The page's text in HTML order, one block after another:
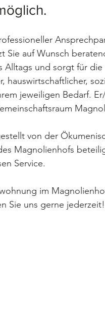
auf Wunsch
Alltags und sorgt für
hauswirtschaftlicher,
jeweiligen Bedarf.
von der
Magnolienhofs
Service.
im
Sie uns gerne jederzeit!